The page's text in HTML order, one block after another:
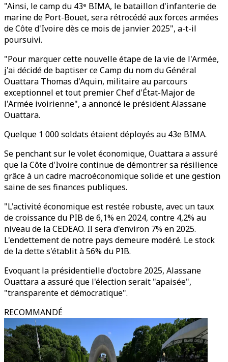
"Ainsi, le camp du 43ᵉ BIMA, le bataillon d'infanterie de
marine de Port-Bouet, sera rétrocédé aux forces armées
de Côte d'Ivoire dès ce mois de janvier 2025", a-t-il
poursuivi.
"Pour marquer cette nouvelle étape de la vie de l'Armée,
j'ai décidé de baptiser ce Camp du nom du Général
Ouattara Thomas d'Aquin, militaire au parcours
exceptionnel et tout premier Chef d'État-Major de
l'Armée ivoirienne", a annoncé le président Alassane
Ouattara.
Quelque 1 000 soldats étaient déployés au 43e BIMA.
Se penchant sur le volet économique, Ouattara a assuré
que la Côte d'Ivoire continue de démontrer sa résilience
grâce à un cadre macroéconomique solide et une gestion
saine de ses finances publiques.
"L'activité économique est restée robuste, avec un taux
de croissance du PIB de 6,1% en 2024, contre 4,2% au
niveau de la CEDEAO. Il sera d'environ 7% en 2025.
L'endettement de notre pays demeure modéré. Le stock
de la dette s'établit à 56% du PIB.
Evoquant la présidentielle d'octobre 2025, Alassane
Ouattara a assuré que l'élection serait "apaisée",
"transparente et démocratique".
RECOMMANDÉ